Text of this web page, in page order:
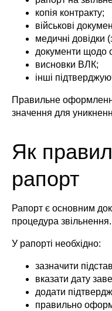
копія контракту;
військові
медичні довідки
документи щодо
висновки ВЛК;
інші
Правильне
значення для
Як
рапорт
Рапорт є основним
процедура звільнення.
У рапорті необхідно:
зазначити
вказати дату
додати
правильно